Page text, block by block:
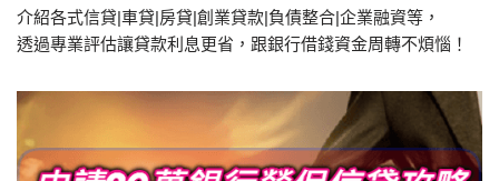
介紹各式信貸|車貸|房貸|創業貸款|負債整合|企業融資等，
透過專業評估讓貸款利息更省‎，跟銀行借錢資金周轉不煩惱！